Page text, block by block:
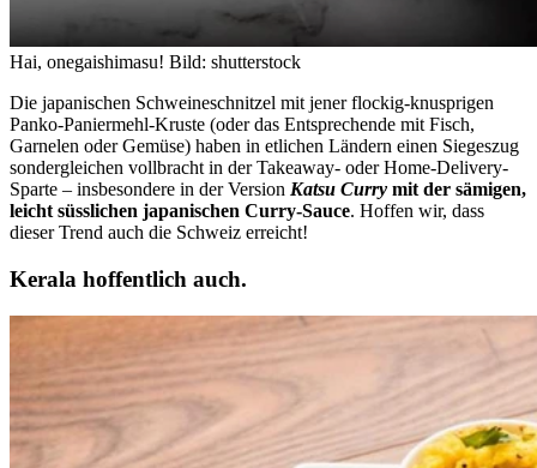
Hai, onegaishimasu! Bild: shutterstock
Die japanischen Schweineschnitzel mit jener flockig-knusprigen
Panko-Paniermehl-Kruste (oder das Entsprechende mit Fisch,
Garnelen oder Gemüse) haben in etlichen Ländern einen Siegeszug
sondergleichen vollbracht in der Takeaway- oder Home-Delivery-
Sparte – insbesondere in der Version Katsu Curry mit der sämigen,
leicht süsslichen japanischen Curry-Sauce. Hoffen wir, dass
dieser Trend auch die Schweiz erreicht!
Kerala hoffentlich auch.